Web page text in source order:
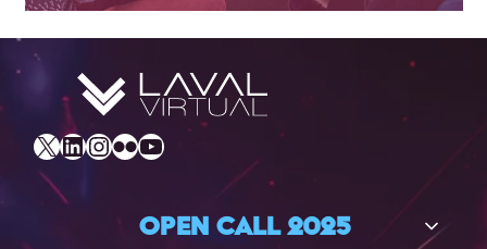
X LinkedIn InstagramFlickr YouTube
Open call 2025